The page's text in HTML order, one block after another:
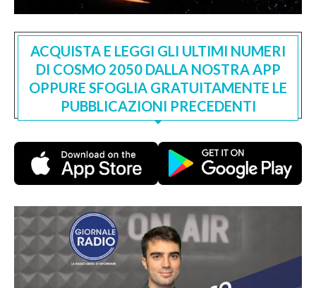
ACQUISTA E LEGGI GLI ULTIMI NUMERI
DI COSMO 2050 DALLA NOSTRA APP
OPPURE SFOGLIA GRATUITAMENTE LE
PUBBLICAZIONI PRECEDENTI